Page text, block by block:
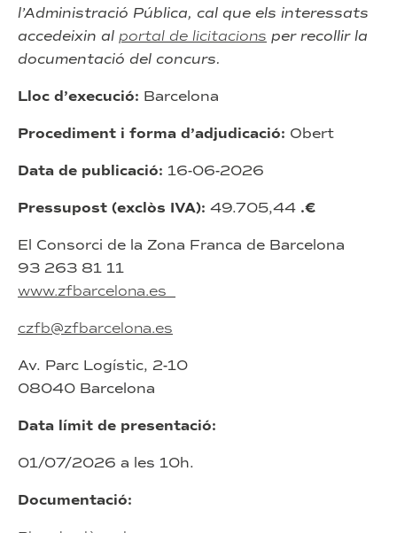
l’Administració Pública, cal que els interessats
accedeixin al portal de licitacions per recollir la
documentació del concurs.
Lloc d’execució: Barcelona
Procediment i forma d’adjudicació: Obert
Data de publicació: 16-06-2026
Pressupost (exclòs IVA): 49.705,44 .€
El Consorci de la Zona Franca de Barcelona
93 263 81 11
www.zfbarcelona.es
czfb@zfbarcelona.es
Av. Parc Logístic, 2-10
08040 Barcelona
Data límit de presentació:
01/07/2026 a les 10h.
Documentació: